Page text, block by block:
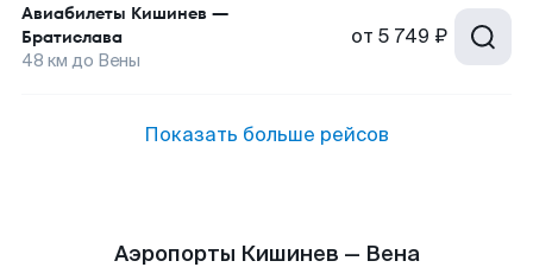
Авиабилеты Кишинев —
Братислава
48 км до Вены
от 5 749 ₽
Показать больше рейсов
Аэропорты Кишинев — Вена